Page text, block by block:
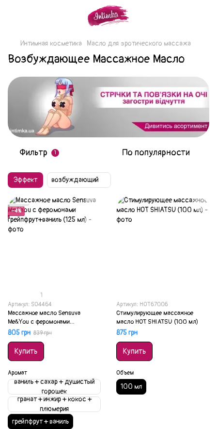
Интимная косметика Масло для эротического массажа
Возбуждающее Массажное Масло
Фильтр 1 По популярности
Эффект возбуждающий
Акция
−4%
1
Артикул: SO4464
Массажное масло Sensuva
Me&You с феромонами
грейпфрут+ваниль (125 мл)
805 грн 839 грн
Купить
Аромат
ваниль + сахар + душистый
горошек
гранат + инжир + кокос +
плюмерия
грейпфрут + ваниль
Артикул: HOT67006
Стимулирующее массажное
масло HOT SHIATSU (100 мл)
875 грн
Купить
Объем
100 мл